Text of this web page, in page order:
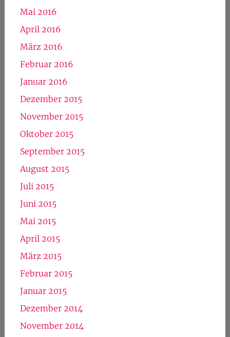
Mai 2016
April 2016
März 2016
Februar 2016
Januar 2016
Dezember 2015
November 2015
Oktober 2015
September 2015
August 2015
Juli 2015
Juni 2015
Mai 2015
April 2015
März 2015
Februar 2015
Januar 2015
Dezember 2014
November 2014